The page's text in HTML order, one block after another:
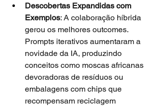
Descobertas Expandidas com
Exemplos: A colaboração híbrida
gerou os melhores outcomes.
Prompts iterativos aumentaram a
novidade da IA, produzindo
conceitos como moscas africanas
devoradoras de resíduos ou
embalagens com chips que
recompensam reciclagem